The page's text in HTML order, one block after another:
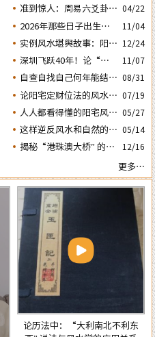
准到惊人：周易六爻卦占
运经典案例分享
04/22
2026年那些日子出生的
人会大不利之二：‘壬
子’ 日元
11/04
实例风水堪舆故事：阳宅
凶灶惹出来的凶祸与化解
方法
12/24
深圳飞跃40年！论“大
鹏戏龟”和“儒子牛”的风
水格局……
11/07
自查自找自己何年能结婚
生子？四柱“红鸾、天
喜” 二星临年运是否就一
定能结婚生子？
08/31
论阳宅定财位法的风水依
据及怎样正确运用财位催
财
07/19
人人都看得懂的阳宅风水
通用口诀
05/27
这样逆反风水和自然的室
内布局房子，千万不能
买！
05/14
揭秘“港珠澳大桥” 的建
12/16
更多…
论历法中：“大利南北不利东